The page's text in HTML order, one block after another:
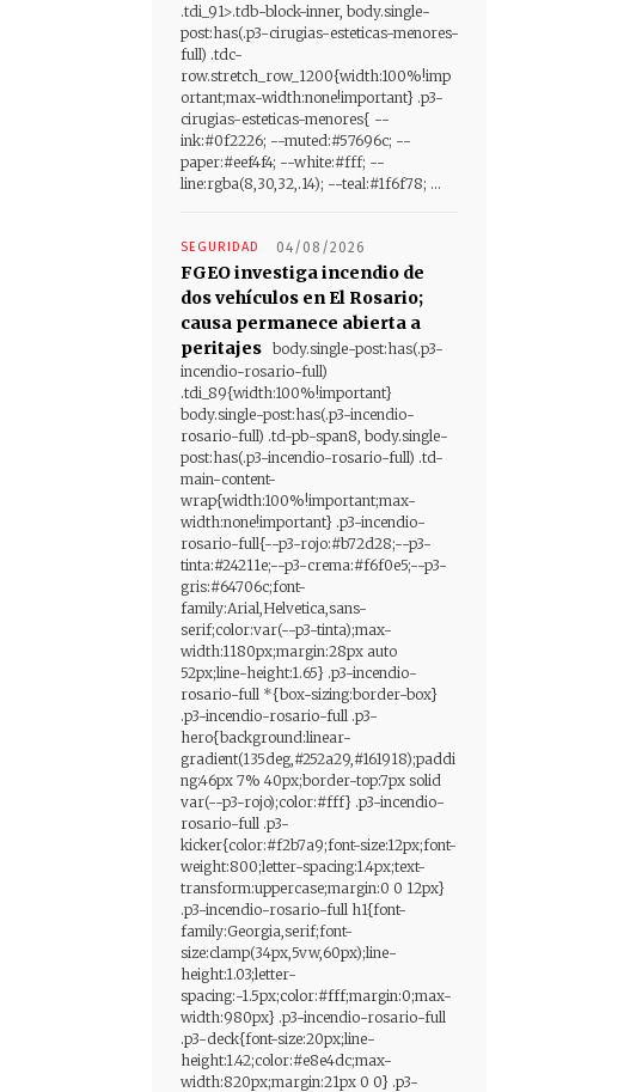
.tdi_91>.tdb-block-inner, body.single-
post:has(.p3-cirugias-esteticas-menores-
full) .tdc-
row.stretch_row_1200{width:100%!imp
ortant;max-width:none!important} .p3-
cirugias-esteticas-menores{ --
ink:#0f2226; --muted:#57696c; --
paper:#eef4f4; --white:#fff; --
line:rgba(8,30,32,.14); --teal:#1f6f78; ...
SEGURIDAD 04/08/2026
FGEO investiga incendio de
dos vehículos en El Rosario;
causa permanece abierta a
peritajes body.single-post:has(.p3-
incendio-rosario-full)
.tdi_89{width:100%!important}
body.single-post:has(.p3-incendio-
rosario-full) .td-pb-span8, body.single-
post:has(.p3-incendio-rosario-full) .td-
main-content-
wrap{width:100%!important;max-
width:none!important} .p3-incendio-
rosario-full{--p3-rojo:#b72d28;--p3-
tinta:#24211e;--p3-crema:#f6f0e5;--p3-
gris:#64706c;font-
family:Arial,Helvetica,sans-
serif;color:var(--p3-tinta);max-
width:1180px;margin:28px auto
52px;line-height:1.65} .p3-incendio-
rosario-full *{box-sizing:border-box}
.p3-incendio-rosario-full .p3-
hero{background:linear-
gradient(135deg,#252a29,#161918);paddi
ng:46px 7% 40px;border-top:7px solid
var(--p3-rojo);color:#fff} .p3-incendio-
rosario-full .p3-
kicker{color:#f2b7a9;font-size:12px;font-
weight:800;letter-spacing:1.4px;text-
transform:uppercase;margin:0 0 12px}
.p3-incendio-rosario-full h1{font-
family:Georgia,serif;font-
size:clamp(34px,5vw,60px);line-
height:1.03;letter-
spacing:-1.5px;color:#fff;margin:0;max-
width:980px} .p3-incendio-rosario-full
.p3-deck{font-size:20px;line-
height:1.42;color:#e8e4dc;max-
width:820px;margin:21px 0 0} .p3-